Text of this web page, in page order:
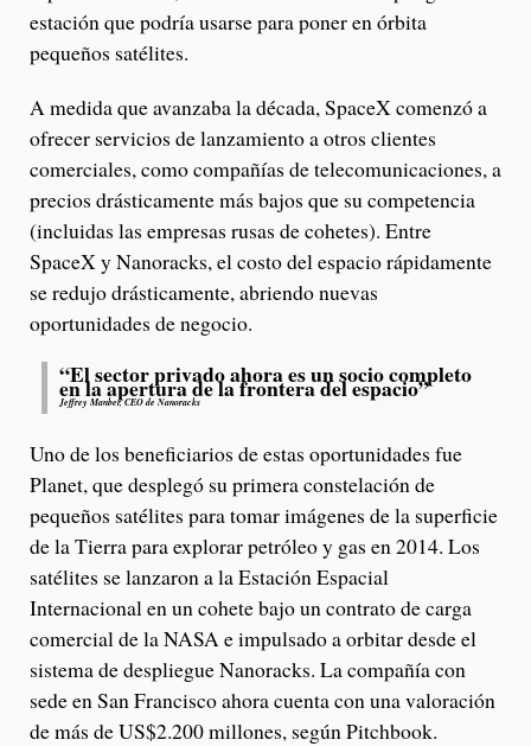
estación que podría usarse para poner en órbita
pequeños satélites.
A medida que avanzaba la década, SpaceX comenzó a
ofrecer servicios de lanzamiento a otros clientes
comerciales, como compañías de telecomunicaciones, a
precios drásticamente más bajos que su competencia
(incluidas las empresas rusas de cohetes). Entre
SpaceX y Nanoracks, el costo del espacio rápidamente
se redujo drásticamente, abriendo nuevas
oportunidades de negocio.
“El sector privado ahora es un socio completo
en la apertura de la frontera del espacio”
Jeffrey Manber, CEO de Nanoracks
Uno de los beneficiarios de estas oportunidades fue
Planet, que desplegó su primera constelación de
pequeños satélites para tomar imágenes de la superficie
de la Tierra para explorar petróleo y gas en 2014. Los
satélites se lanzaron a la Estación Espacial
Internacional en un cohete bajo un contrato de carga
comercial de la NASA e impulsado a orbitar desde el
sistema de despliegue Nanoracks. La compañía con
sede en San Francisco ahora cuenta con una valoración
de más de US$2.200 millones, según Pitchbook.